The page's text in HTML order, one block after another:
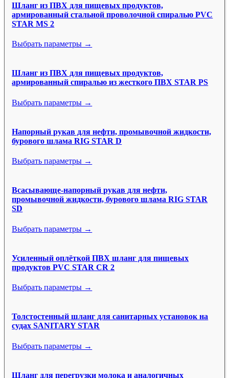
Шланг из ПВХ для пищевых продуктов,
армированный стальной проволочной спиралью PVC
STAR MS 2
Выбрать параметры →
Шланг из ПВХ для пищевых продуктов,
армированный спиралью из жесткого ПВХ STAR PS
Выбрать параметры →
Напорный рукав для нефти, промывочной жидкости,
бурового шлама RIG STAR D
Выбрать параметры →
Всасывающе-напорный рукав для нефти,
промывочной жидкости, бурового шлама RIG STAR
SD
Выбрать параметры →
Усиленный оплёткой ПВХ шланг для пищевых
продуктов PVC STAR CR 2
Выбрать параметры →
Толстостенный шланг для санитарных установок на
судах SANITARY STAR
Выбрать параметры →
Шланг для перегрузки молока и аналогичных